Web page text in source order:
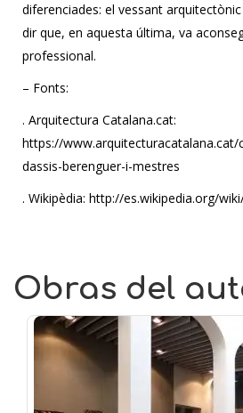
diferenciades: el vessant
dir que, en aquesta última, va
professional.
– Fonts:
. Arquitectura Catalana.cat:
https://
dassis-berenguer-i-mestres
. Wikipèdia: http://es.wikipedia.org/
Obras del